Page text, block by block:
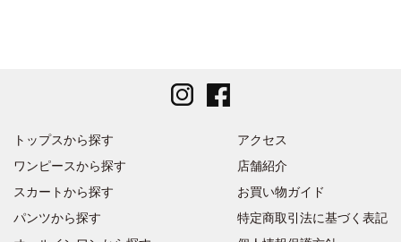
トップスから探す
ワンピースから探す
スカートから探す
パンツから探す
アクセス
店舗紹介
お買い物ガイド
特定商取引法に基づく表記